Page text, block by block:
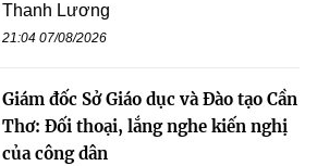
Thanh Lương
21:04 07/08/2026
Giám đốc Sở Giáo dục và Đào tạo Cần
Thơ: Đối thoại, lắng nghe kiến nghị
của công dân